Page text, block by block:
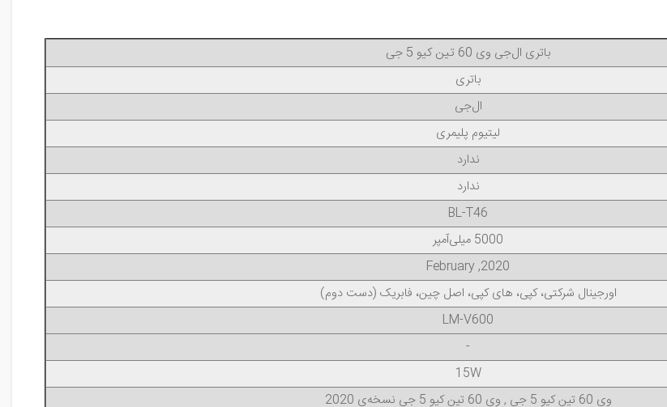
باتری ال‌جی وی 60 تین کیو 5 جی
باتری
ال‌جی
لیتیوم پلیمری
ندارد
ندارد
BL-T46
5000 میلی‌آمپر
2020, February
اورجینال شرکتی، کپی، های کپی، اصل چین، فابریک (دست دوم)
LM-V600
-
15W
وی 60 تین کیو 5 جی , وی 60 تین کیو 5 جی نسخه‌ی 2020